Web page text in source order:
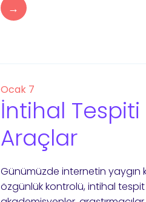
→
Ocak 7
İntihal Tespiti
Araçlar
Günümüzde internetin yaygın
özgünlük kontrolü, intihal